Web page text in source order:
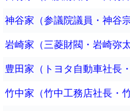
神谷家（参議院議員・神谷
岩崎家（三菱財閥・岩崎弥
豊田家（トヨタ自動車社長
竹中家（竹中工務店社長・